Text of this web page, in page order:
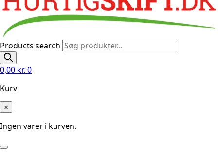
Products search
0,00 kr. 0
Kurv
×
Ingen varer i kurven.